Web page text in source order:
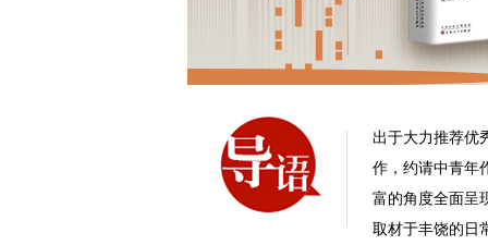
出于大力推荐优
作，约请中青年
富的角度全面呈
取材于丰饶的日